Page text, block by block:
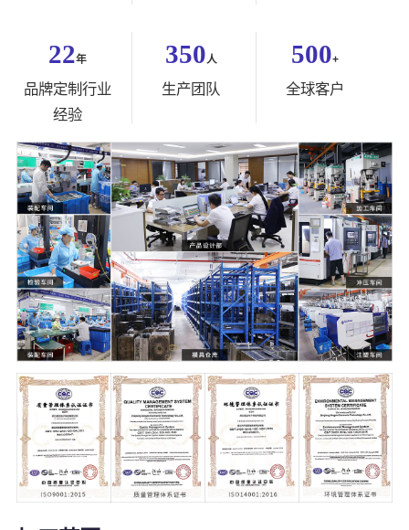
22年
品牌定制行业
经验
350 人
生产团队
500+
全球客户
5000+
塑料模具
21000㎡
温州2家+杭州1
家生产工厂